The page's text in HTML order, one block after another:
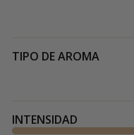
TIPO DE AROMA
INTENSIDAD